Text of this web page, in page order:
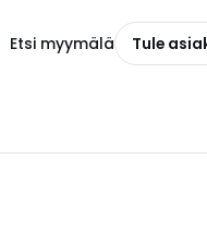
Etsi myymälä Tule